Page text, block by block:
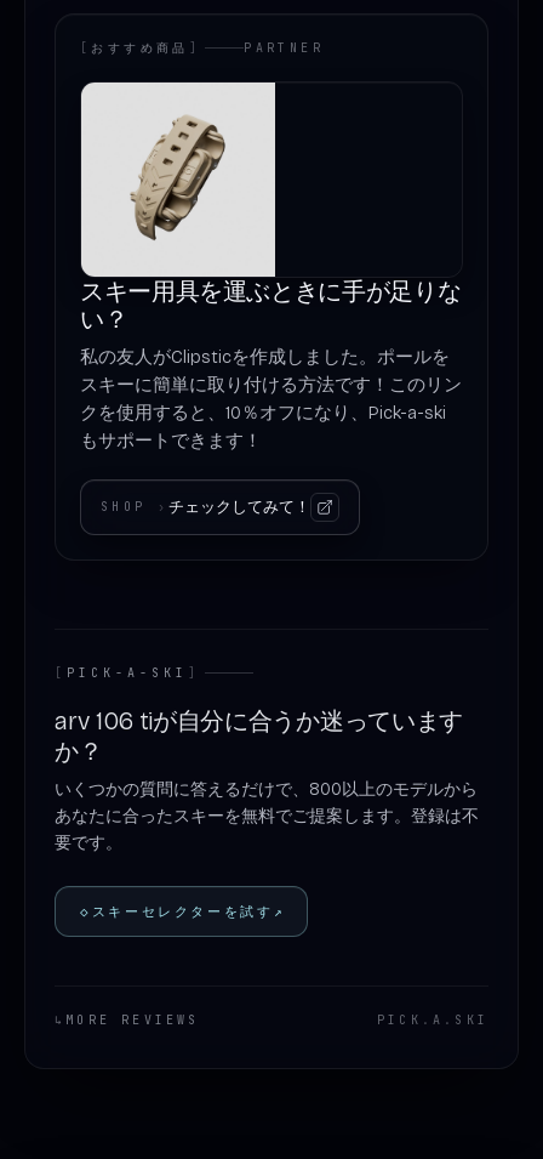
[ おすすめ商品 ] PARTNER
スキー用具を運ぶときに手が足りな
い？
私の友人がClipsticを作成しました。ポールを
スキーに簡単に取り付ける方法です！このリン
クを使用すると、10％オフになり、Pick-a-ski
もサポートできます！
SHOP ›チェックしてみて！
[ PICK-A-SKI ]
arv 106 tiが自分に合うか迷っています
か？
いくつかの質問に答えるだけで、800以上のモデルから
あなたに合ったスキーを無料でご提案します。登録は不
要です。
◇ スキーセレクターを試す ↗
↳ MORE REVIEWS PICK . A . SKI